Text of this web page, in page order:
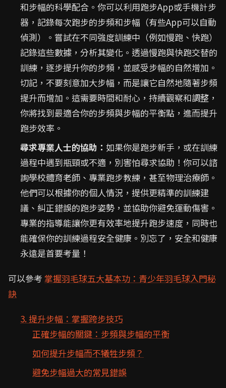
和步幅的科學配合。你可以利用跑步App或手機計步
器，記錄每次跑步的步頻和步幅（有些App可以自動
偵測）。嘗試在不同強度訓練中（例如慢跑、快跑）
記錄這些數據，分析其變化。透過慢跑與快跑交替的
訓練，逐步提升你的步頻，並感受步幅的自然增加。
切記，不要刻意加大步幅，而是讓它自然地隨著步頻
提升而增加。這需要時間和耐心，持續觀察和調整，
你將找到最適合你的步頻與步幅的平衡點，進而提升
跑步效率。
尋求專業人士的協助： 如果你是跑步新手，或在訓練
過程中遇到瓶頸或不適，別害怕尋求協助！你可以諮
詢學校體育老師、專業跑步教練，甚至物理治療師。
他們可以根據你的個人情況，提供更精準的訓練建
議、糾正錯誤的跑步姿勢，並協助你避免運動傷害。
專業的指導能讓你更有效率地提升跑步速度，同時也
能確保你的訓練過程安全健康。別忘了，安全和健康
永遠是首要考量！
可以參考 掌握羽毛球五大基本功：青少年羽毛球入門秘
訣
3. 提升步幅：掌握跨步技巧
正確步幅的關鍵：步頻與步幅的平衡
如何提升步幅而不犧牲步頻？
避免步幅過大的常見錯誤